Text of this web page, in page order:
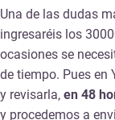
Una de las dudas
ingresaréis los
ocasiones se
de tiempo. Pues en
y revisarla, en 48
y procedemos a